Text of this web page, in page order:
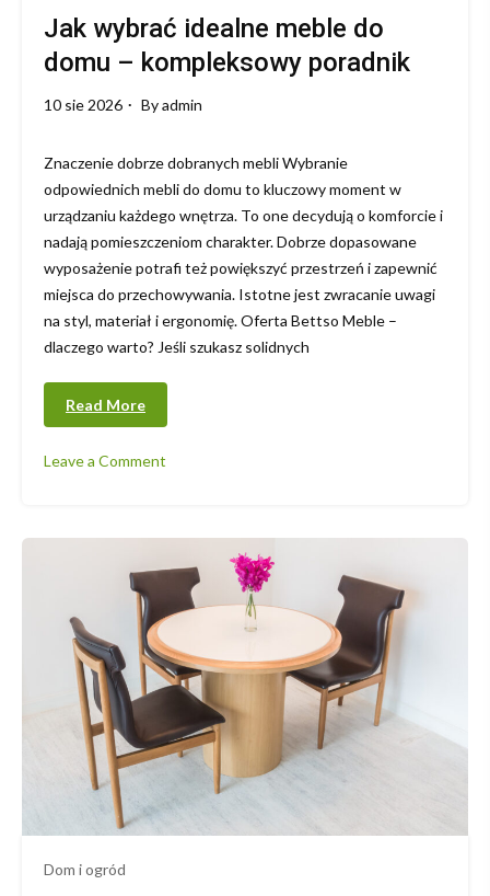
Jak wybrać idealne meble do
domu – kompleksowy poradnik
10 sie 2026 Byadmin
Znaczenie dobrze dobranych mebli Wybranie
odpowiednich mebli do domu to kluczowy moment w
urządzaniu każdego wnętrza. To one decydują o komforcie i
nadają pomieszczeniom charakter. Dobrze dopasowane
wyposażenie potrafi też powiększyć przestrzeń i zapewnić
miejsca do przechowywania. Istotne jest zwracanie uwagi
na styl, materiał i ergonomię. Oferta Bettso Meble –
dlaczego warto? Jeśli szukasz solidnych
Read More
Leave a Comment
domu
kompleksowy
poradnik
Dom i ogród